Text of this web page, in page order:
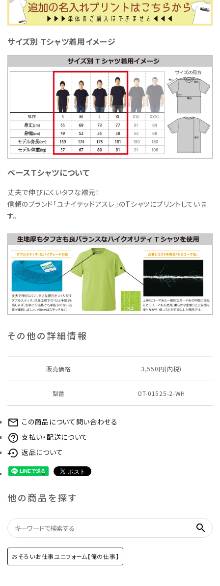
サイズ別 Tシャツ着用イメージ
ベースTシャツについて
丈夫で伸びにくいタフな襟元！
信頼のブランド「ユナイテッドアスレ」のTシャツにプリントしていま
す。
その他の詳細情報
販売価格 3,550円(内税)
型番 OT-01525-2-WH
mail_outline この商品について問い合わせる
help_outline 支払い・配送について
settings_backup_restore 返品について
他の商品を探す
search
おそろいお仕事ユニフォーム【俺の仕事】